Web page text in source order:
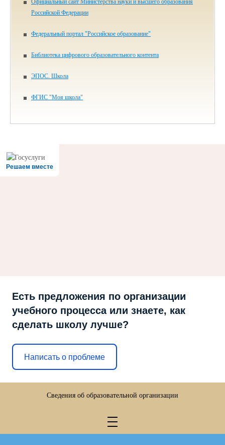
Официальный сайт Министерства науки и высшего образования
Российской Федерации
Федеральный портал "Российское образование"
Библиотека цифрового образова­тельного контента
ЭПОС. Школа
ФГИС "Моя школа"
Решаем вместе
Есть предложения по организации
учебного процесса или знаете, как
сделать школу лучше?
Написать о проблеме
Сведения об образовательной организации